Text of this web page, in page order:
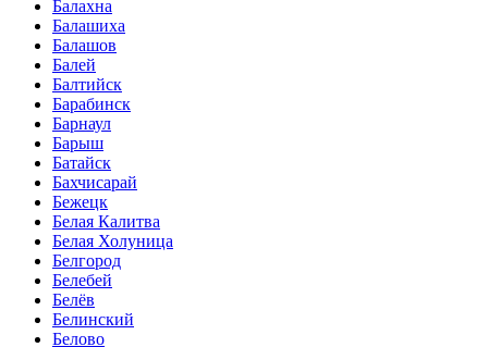
Балахна
Балашиха
Балашов
Балей
Балтийск
Барабинск
Барнаул
Барыш
Батайск
Бахчисарай
Бежецк
Белая Калитва
Белая Холуница
Белгород
Белебей
Белёв
Белинский
Белово